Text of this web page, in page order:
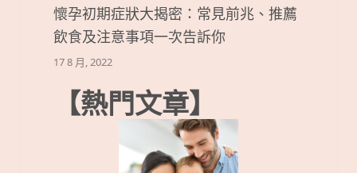
懷孕初期症狀大揭密：常見前兆、推薦
飲食及注意事項一次告訴你
17 8 月, 2022
【熱門文章】